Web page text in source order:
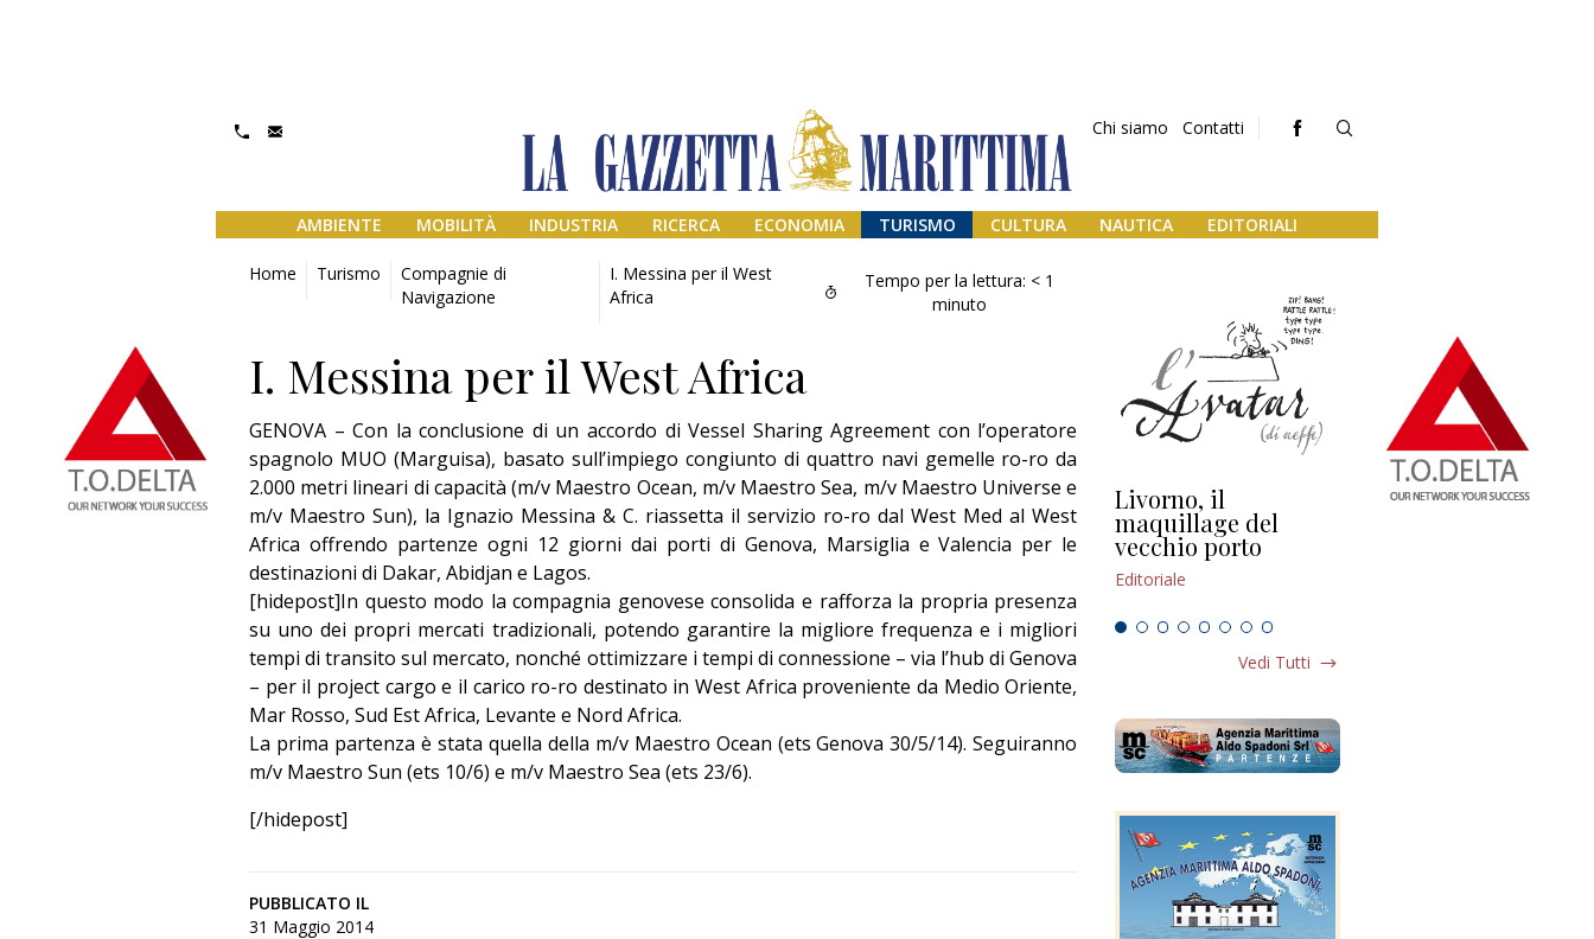
Chi siamo Contatti
AMBIENTE MOBILITÀ INDUSTRIA RICERCA ECONOMIA TURISMO CULTURA NAUTICA EDITORIALI
Home Turismo
Compagnie di
Navigazione
I. Messina per il West
Africa
Tempo per la lettura: < 1
minuto
I. Messina per il West Africa
GENOVA – Con la conclusione di un accordo di Vessel Sharing Agreement con l’operatore
spagnolo MUO (Marguisa), basato sull’impiego congiunto di quattro navi gemelle ro-ro da
2.000 metri lineari di capacità (m/v Maestro Ocean, m/v Maestro Sea, m/v Maestro Universe e
m/v Maestro Sun), la Ignazio Messina & C. riassetta il servizio ro-ro dal West Med al West
Africa offrendo partenze ogni 12 giorni dai porti di Genova, Marsiglia e Valencia per le
destinazioni di Dakar, Abidjan e Lagos.
[hidepost]In questo modo la compagnia genovese consolida e rafforza la propria presenza
su uno dei propri mercati tradizionali, potendo garantire la migliore frequenza e i migliori
tempi di transito sul mercato, nonché ottimizzare i tempi di connessione – via l’hub di Genova
– per il project cargo e il carico ro-ro destinato in West Africa proveniente da Medio Oriente,
Mar Rosso, Sud Est Africa, Levante e Nord Africa.
La prima partenza è stata quella della m/v Maestro Ocean (ets Genova 30/5/14). Seguiranno
m/v Maestro Sun (ets 10/6) e m/v Maestro Sea (ets 23/6).
[/hidepost]
PUBBLICATO IL
31 Maggio 2014
Addio amico
Giorgio
Editoriale
Livorno, il
maquillage del
vecchio porto
Editoriale
L’uscita di scena di
Vedi Tutti